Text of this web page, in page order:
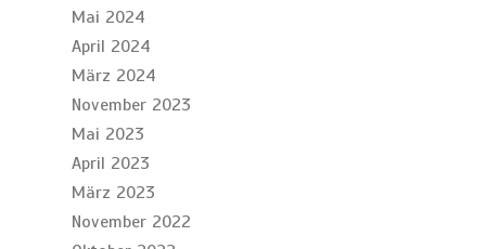
Mai 2024
April 2024
März 2024
November 2023
Mai 2023
April 2023
März 2023
November 2022